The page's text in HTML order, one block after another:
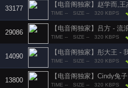
33177
【电音阁独家】赵学而,
TIME -- SIZE -- 320 KBPS
29086
【电音阁独家】吕方 -
TIME -- SIZE -- 320 KBPS
14090
【电音阁独家】彤大王 -
TIME -- SIZE -- 320 KBPS
13800
【电音阁独家】Cindy兔
TIME -- SIZE -- 320 KBPS